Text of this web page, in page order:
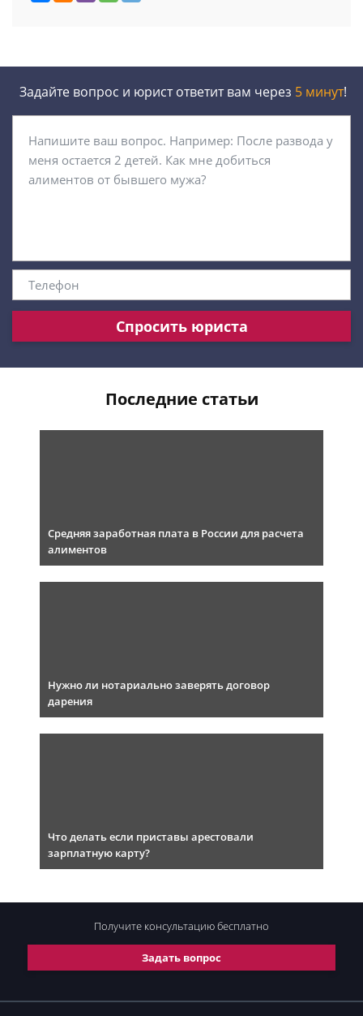
Задайте вопрос и юрист ответит вам через 5 минут!
Спросить юриста
Последние статьи
Средняя заработная плата в России для расчета
алиментов
Нужно ли нотариально заверять договор
дарения
Что делать если приставы арестовали
зарплатную карту?
Задать вопрос
Получите консультациюбесплатно